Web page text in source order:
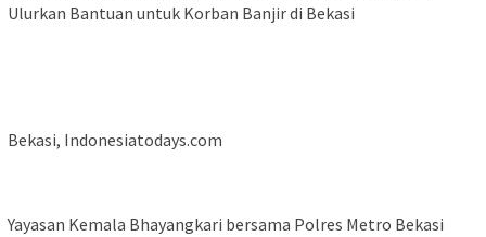
Ulurkan Bantuan untuk Korban Banjir di Bekasi
Bekasi, Indonesiatodays.com
Yayasan Kemala Bhayangkari bersama Polres Metro Bekasi